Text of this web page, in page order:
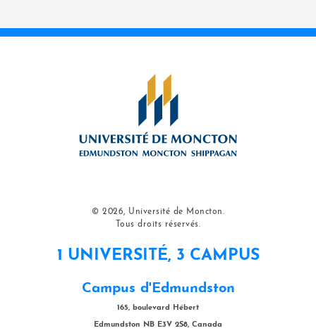
© 2026, Université de Moncton.
Tous droits réservés.
1 UNIVERSITÉ, 3 CAMPUS
Campus d'Edmundston
165, boulevard Hébert
Edmundston NB E3V 2S8, Canada